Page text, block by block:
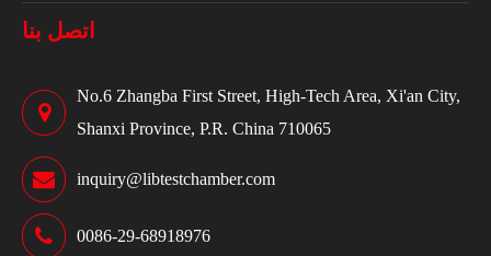
اتصل بنا
No.6 Zhangba First Street, High-Tech Area, Xi'an City,
Shanxi Province, P.R. China 710065
inquiry@libtestchamber.com
0086-29-68918976